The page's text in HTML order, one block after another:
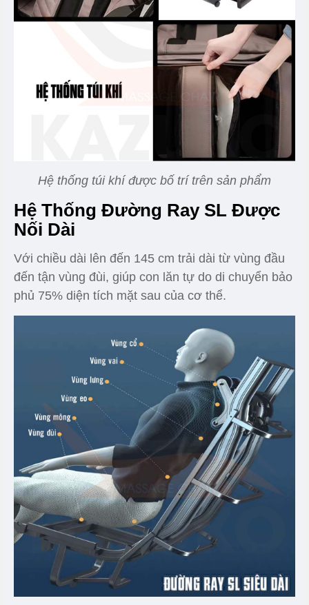
Hệ thống túi khí được bố trí trên sản phẩm
Hệ Thống Đường Ray SL Được
Nối Dài
Với chiều dài lên đến 145 cm trải dài từ vùng đầu
đến tận vùng đùi, giúp con lăn tự do di chuyển bảo
phủ 75% diện tích mặt sau của cơ thể.